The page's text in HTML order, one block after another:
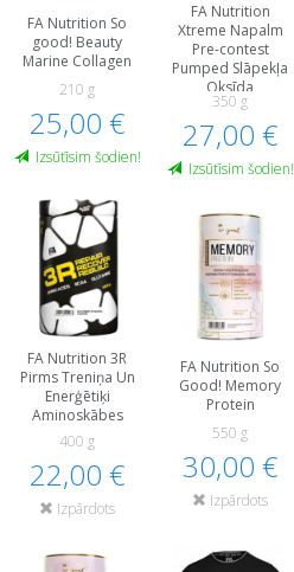
FA Nutrition So
good! Beauty
Marine Collagen
210 g
25,00 €
Izsūtīsim šodien!
FA Nutrition
Xtreme Napalm
Pre-contest
Pumped Slāpekļa
Oksīda
Pastiprinātāji
Pirms Treniņa Un
Еnerģētiķi
350 g
27,00 €
Izsūtīsim šodien!
FA Nutrition 3R
Pirms Treniņa Un
Еnerģētiķi
Aminoskābes
400 g
22,00 €
Izpārdots
FA Nutrition So
Good! Memory
Protein
550 g
30,00 €
Izpārdots